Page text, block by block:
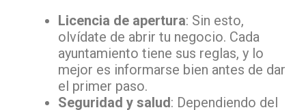
Licencia de apertura: Sin esto,
olvídate de abrir tu negocio. Cada
ayuntamiento tiene sus reglas, y lo
mejor es informarse bien antes de dar
el primer paso.
Seguridad y salud: Dependiendo del